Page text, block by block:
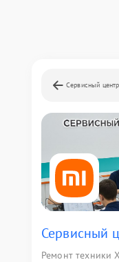
Сервисный
Сервисный
Ремонт техники